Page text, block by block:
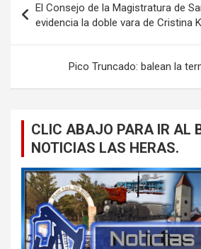
de
entradas
El Consejo de la Magistratura de
evidencia la doble vara de Cristina
Pico Truncado: balean la
CLIC ABAJO PARA IR AL
NOTICIAS LAS HERAS.